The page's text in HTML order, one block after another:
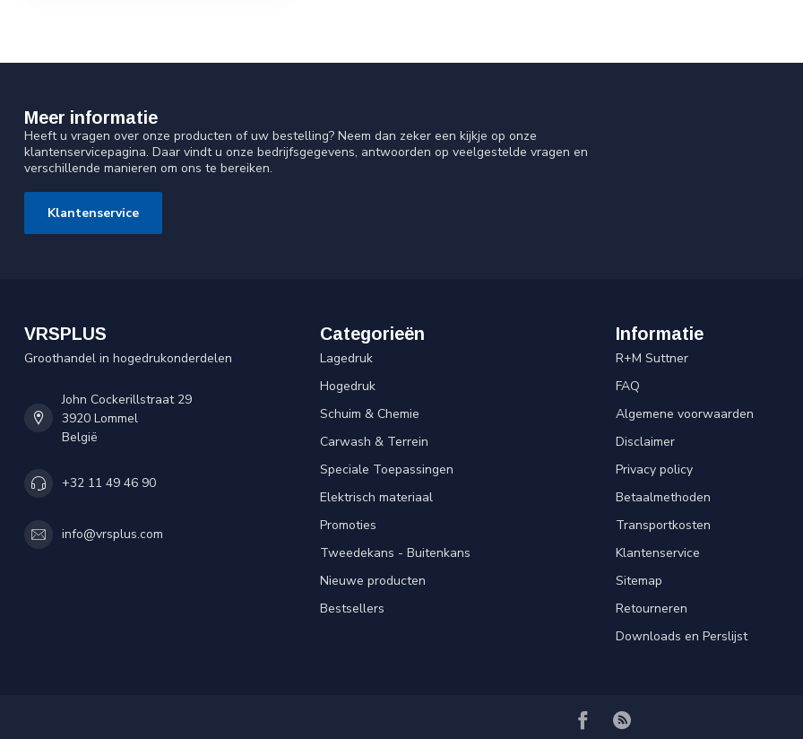
Meer informatie
Heeft u vragen over onze producten of uw bestelling? Neem dan zeker een kijkje op onze
klantenservicepagina. Daar vindt u onze bedrijfsgegevens, antwoorden op veelgestelde vragen en
verschillende manieren om ons te bereiken.
Klantenservice
VRSPLUS
Groothandel in hogedrukonderdelen
John Cockerillstraat 29
3920 Lommel
België
+32 11 49 46 90
info@vrsplus.com
Categorieën
Lagedruk
Hogedruk
Schuim & Chemie
Carwash & Terrein
Speciale Toepassingen
Elektrisch materiaal
Promoties
Tweedekans - Buitenkans
Nieuwe producten
Bestsellers
Informatie
R+M Suttner
FAQ
Algemene voorwaarden
Disclaimer
Privacy policy
Betaalmethoden
Transportkosten
Klantenservice
Sitemap
Retourneren
Downloads en Perslijst